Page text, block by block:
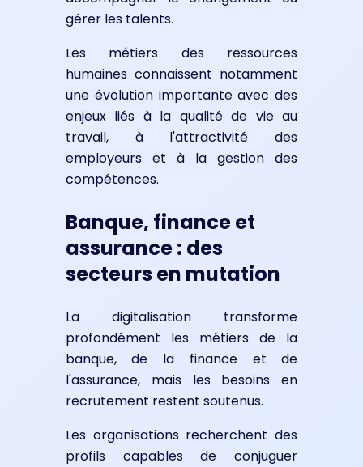
gérer les talents.
Les métiers des ressources
humaines connaissent notamment
une évolution importante avec des
enjeux liés à la qualité de vie au
travail, à l'attractivité des
employeurs et à la gestion des
compétences.
Banque, finance et
assurance : des
secteurs en mutation
La digitalisation transforme
profondément les métiers de la
banque, de la finance et de
l'assurance, mais les besoins en
recrutement restent soutenus.
Les organisations recherchent des
profils capables de conjuguer